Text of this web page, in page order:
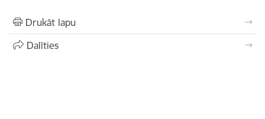
Drukāt lapu
Dalīties